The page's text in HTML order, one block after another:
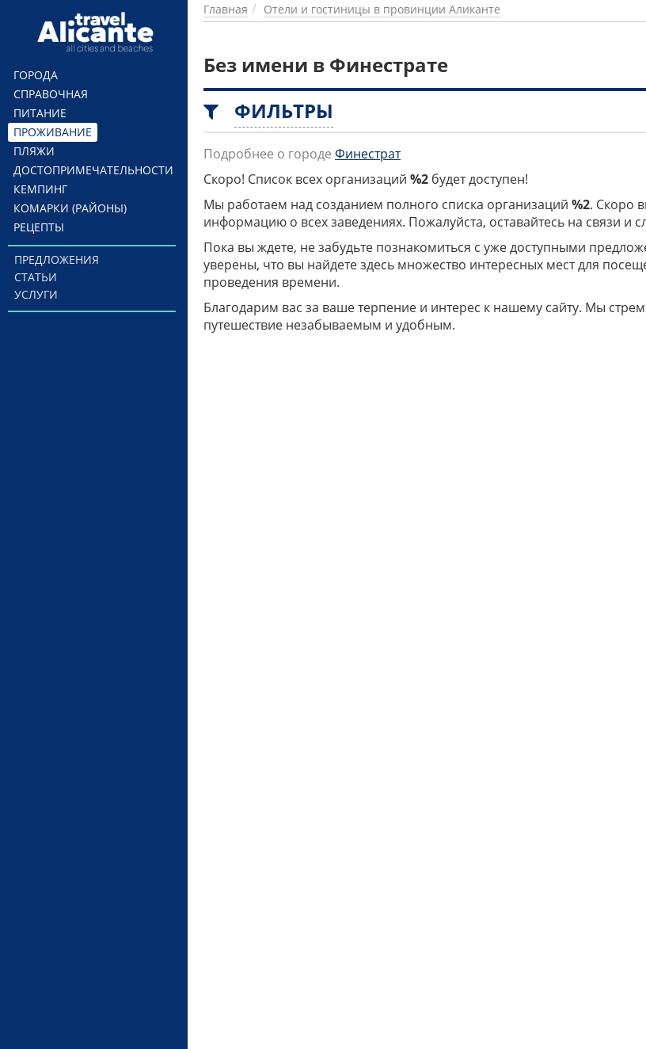
Перейти к основному содержанию
ГОРОДА
СПРАВОЧНАЯ
ПИТАНИЕ
ПРОЖИВАНИЕ
ПЛЯЖИ
ДОСТОПРИМЕЧАТЕЛЬНОСТИ
КЕМПИНГ
КОМАРКИ (РАЙОНЫ)
РЕЦЕПТЫ
ПРЕДЛОЖЕНИЯ
СТАТЬИ
УСЛУГИ
Главная Отели и гостиницы в провинции Аликанте
Без имени в Финестрате
ФИЛЬТРЫ
Подробнее о городе Финестрат
Скоро! Список всех организаций %2 будет доступен!
Мы работаем над созданием полного списка организаций %2. Скоро
информацию о всех заведениях. Пожалуйста, оставайтесь на связи и
Пока вы ждете, не забудьте познакомиться с уже доступными
уверены, что вы найдете здесь множество интересных мест для
проведения времени.
Благодарим вас за ваше терпение и интерес к нашему сайту. Мы
путешествие незабываемым и удобным.